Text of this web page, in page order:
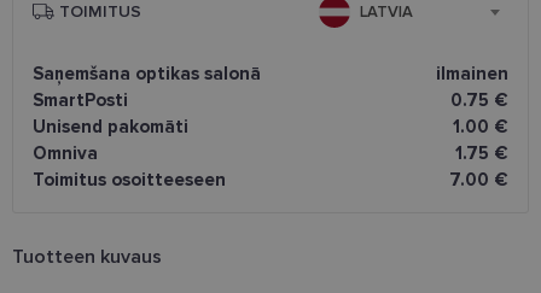
Tuotteen kuvaus
TOIMITUS LATVIA
Saņemšana optikas salonā
ilmainen
SmartPosti
0.75 €
Unisend pakomāti
1.00 €
Omniva
1.75 €
Toimitus osoitteeseen
7.00 €